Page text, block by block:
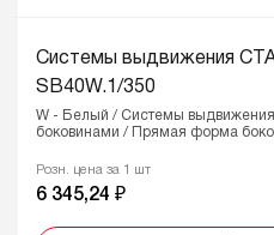
Системы выдвижения
SB40W.1/350
W - Белый / Системы
боковинами / Прямая форма
Розн. цена за 1 шт
6 345,24 ₽